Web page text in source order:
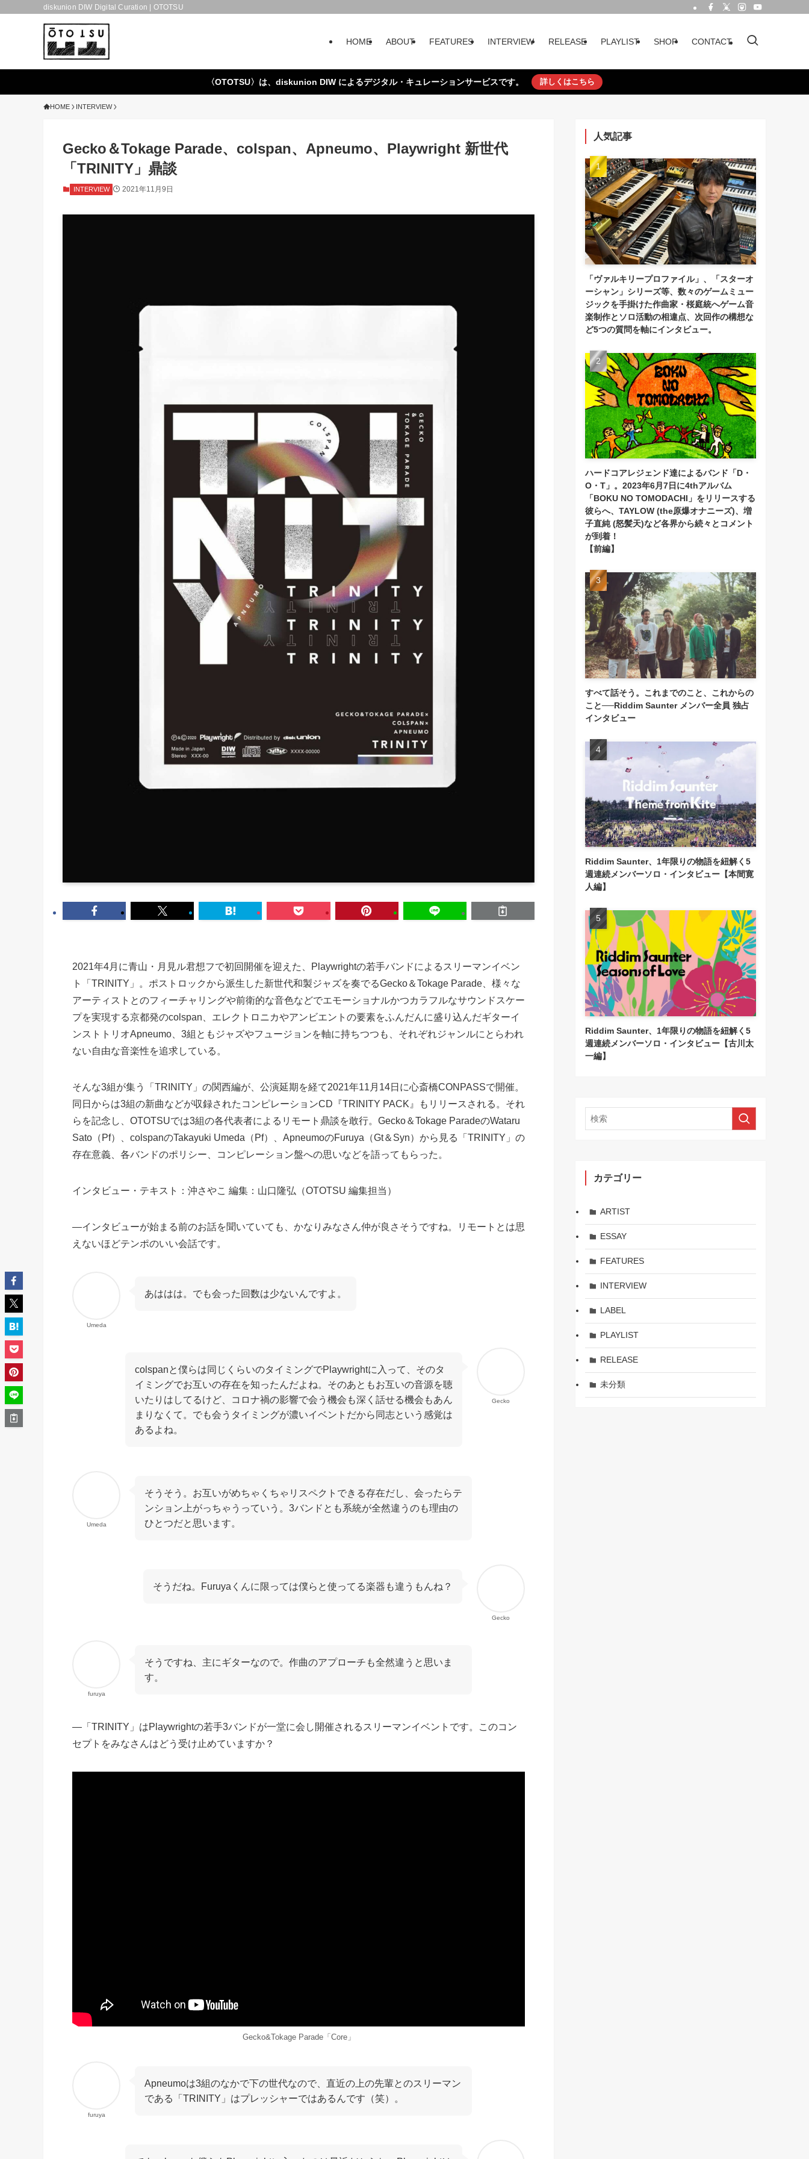
diskunion DIW Digital Curation | OTOTSU
HOME ABOUT FEATURES INTERVIEW RELEASE PLAYLIST SHOP CONTACT
〈OTOTSU〉は、diskunion DIW によるデジタル・キュレーションサービスです。 詳しくはこちら
HOME INTERVIEW
Gecko＆Tokage Parade、colspan、Apneumo、Playwright 新世代
「TRINITY」鼎談
INTERVIEW 2021年11月9日
2021年4月に青山・月見ル君想フで初回開催を迎えた、Playwrightの若手バンドによるスリーマンイベン
ト「TRINITY」。ポストロックから派生した新世代和製ジャズを奏でるGecko＆Tokage Parade、様々な
アーティストとのフィーチャリングや前衛的な音色などでエモーショナルかつカラフルなサウンドスケー
プを実現する京都発のcolspan、エレクトロニカやアンビエントの要素をふんだんに盛り込んだギターイ
ンストトリオApneumo、3組ともジャズやフュージョンを軸に持ちつつも、それぞれジャンルにとらわれ
ない自由な音楽性を追求している。
そんな3組が集う「TRINITY」の関西編が、公演延期を経て2021年11月14日に心斎橋CONPASSで開催。
同日からは3組の新曲などが収録されたコンピレーションCD『TRINITY PACK』もリリースされる。それ
らを記念し、OTOTSUでは3組の各代表者によるリモート鼎談を敢行。Gecko＆Tokage ParadeのWataru
Sato（Pf）、colspanのTakayuki Umeda（Pf）、ApneumoのFuruya（Gt＆Syn）から見る「TRINITY」の
存在意義、各バンドのポリシー、コンピレーション盤への思いなどを語ってもらった。
インタビュー・テキスト：沖さやこ 編集：山口隆弘（OTOTSU 編集担当）
―インタビューが始まる前のお話を聞いていても、かなりみなさん仲が良さそうですね。リモートとは思
えないほどテンポのいい会話です。
Umeda
あははは。でも会った回数は少ないんですよ。
Gecko
colspanと僕らは同じくらいのタイミングでPlaywrightに入って、そのタ
イミングでお互いの存在を知ったんだよね。そのあともお互いの音源を聴
いたりはしてるけど、コロナ禍の影響で会う機会も深く話せる機会もあん
まりなくて。でも会うタイミングが濃いイベントだから同志という感覚は
あるよね。
Umeda
そうそう。お互いがめちゃくちゃリスペクトできる存在だし、会ったらテ
ンション上がっちゃうっていう。3バンドとも系統が全然違うのも理由の
ひとつだと思います。
Gecko
そうだね。Furuyaくんに限っては僕らと使ってる楽器も違うもんね？
furuya
そうですね、主にギターなので。作曲のアプローチも全然違うと思いま
す。
―「TRINITY」はPlaywrightの若手3バンドが一堂に会し開催されるスリーマンイベントです。このコン
セプトをみなさんはどう受け止めていますか？
Gecko&Tokage Parade「Core」
furuya
Apneumoは3組のなかで下の世代なので、直近の上の先輩とのスリーマン
である「TRINITY」はプレッシャーではあるんです（笑）。
人気記事
「ヴァルキリープロファイル」、「スターオ
ーシャン」シリーズ等、数々のゲームミュー
ジックを手掛けた作曲家・桜庭統へゲーム音
楽制作とソロ活動の相違点、次回作の構想な
ど5つの質問を軸にインタビュー。
ハードコアレジェンド達によるバンド「D・
O・T」。2023年6月7日に4thアルバム
「BOKU NO TOMODACHI」をリリースする
彼らへ、TAYLOW (the原爆オナニーズ)、増
子直純 (怒髪天)など各界から続々とコメント
が到着！
【前編】
すべて話そう。これまでのこと、これからの
こと──Riddim Saunter メンバー全員 独占
インタビュー
Riddim Saunter、1年限りの物語を紐解く5
週連続メンバーソロ・インタビュー【本間寛
人編】
Riddim Saunter、1年限りの物語を紐解く5
週連続メンバーソロ・インタビュー【古川太
一編】
カテゴリー
ARTIST
ESSAY
FEATURES
INTERVIEW
LABEL
PLAYLIST
RELEASE
未分類